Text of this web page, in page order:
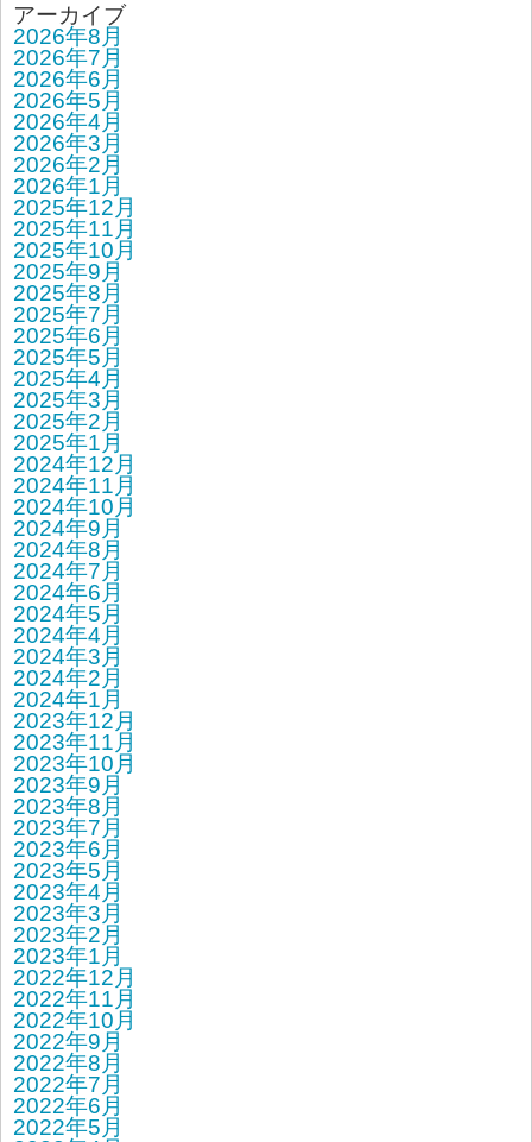
アーカイブ
2026年8月
2026年7月
2026年6月
2026年5月
2026年4月
2026年3月
2026年2月
2026年1月
2025年12月
2025年11月
2025年10月
2025年9月
2025年8月
2025年7月
2025年6月
2025年5月
2025年4月
2025年3月
2025年2月
2025年1月
2024年12月
2024年11月
2024年10月
2024年9月
2024年8月
2024年7月
2024年6月
2024年5月
2024年4月
2024年3月
2024年2月
2024年1月
2023年12月
2023年11月
2023年10月
2023年9月
2023年8月
2023年7月
2023年6月
2023年5月
2023年4月
2023年3月
2023年2月
2023年1月
2022年12月
2022年11月
2022年10月
2022年9月
2022年8月
2022年7月
2022年6月
2022年5月